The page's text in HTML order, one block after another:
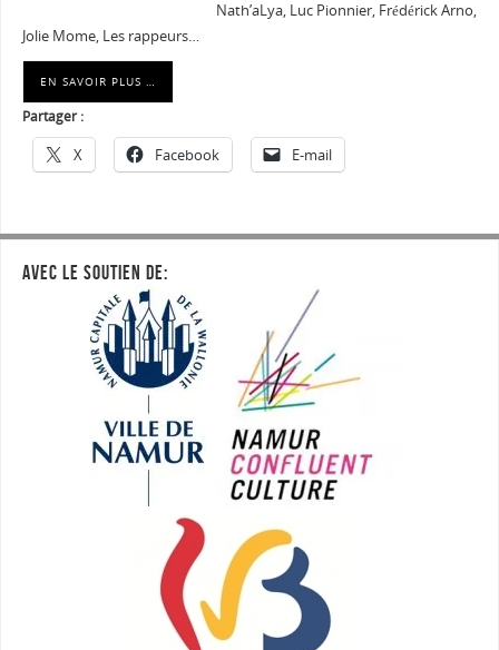
Nath’aLya, Luc Pionnier, Frédérick Arno,
Jolie Mome, Les rappeurs…
EN SAVOIR PLUS …
Partager :
X Facebook E-mail
AVEC LE SOUTIEN DE: